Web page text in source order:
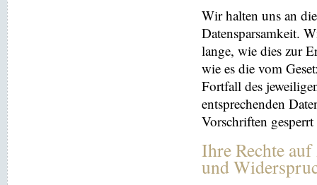
Wir halten uns an
Datensparsamkeit.
lange, wie dies zur
wie es die vom
Fortfall des
entsprechenden
Vorschriften
Ihre Rechte
und